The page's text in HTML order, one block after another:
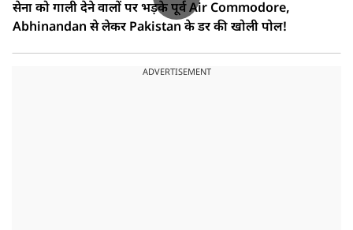
सेना को गाली देने वालों पर भड़के पूर्व Air Commodore,
Abhinandan से लेकर Pakistan के डर की खोली पोल!
ADVERTISEMENT